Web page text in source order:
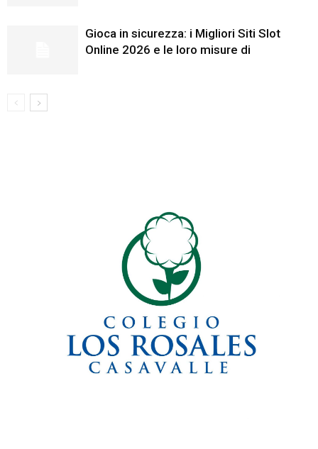
Gioca in sicurezza: i Migliori Siti Slot
Online 2026 e le loro misure di